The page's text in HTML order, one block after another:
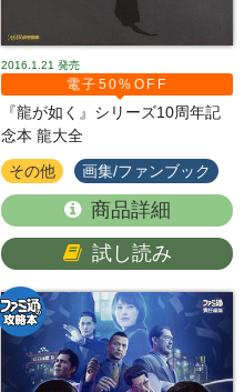
2016.1.21 発売
電子50%OFF
『龍が如く』シリーズ10周年記
念本 龍大全
その他 画集/ファンブック
商品詳細
試し読み